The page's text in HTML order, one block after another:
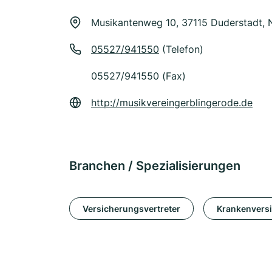
Musikantenweg 10, 37115 Duderstadt,
05527/941550 (Telefon)
05527/941550 (Fax)
http://musikvereingerblingerode.de
Branchen / Spezialisierungen
Versicherungsvertreter